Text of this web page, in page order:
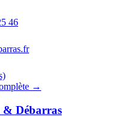
46
→
Débarras